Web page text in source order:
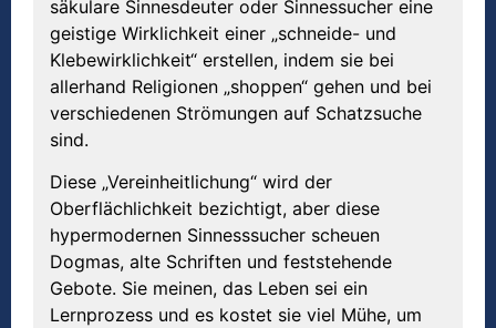
säkulare Sinnesdeuter oder Sinnessucher eine
geistige Wirklichkeit einer „schneide- und
Klebewirklichkeit“ erstellen, indem sie bei
allerhand Religionen „shoppen“ gehen und bei
verschiedenen Strömungen auf Schatzsuche
sind.
Diese „Vereinheitlichung“ wird der
Oberflächlichkeit bezichtigt, aber diese
hypermodernen Sinnesssucher scheuen
Dogmas, alte Schriften und feststehende
Gebote. Sie meinen, das Leben sei ein
Lernprozess und es kostet sie viel Mühe, um